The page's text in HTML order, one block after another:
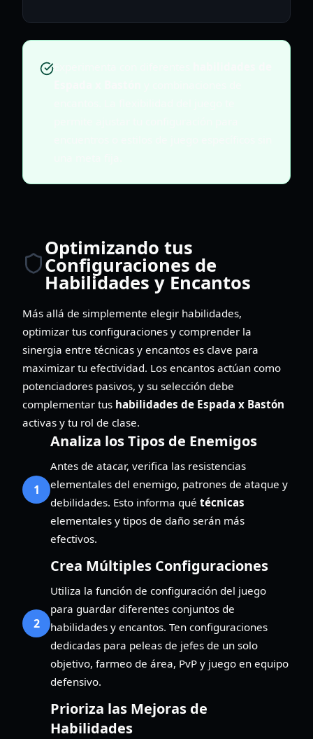
Optimizando tus
Configuraciones de
Habilidades y Encantos
Más allá de simplemente elegir habilidades,
optimizar tus configuraciones y comprender la
sinergia entre técnicas y encantos es clave para
maximizar tu efectividad. Los encantos actúan como
potenciadores pasivos, y su selección debe
complementar tus habilidades de Espada x Bastón
activas y tu rol de clase.
1
Analiza los Tipos de Enemigos
Antes de atacar, verifica las resistencias
elementales del enemigo, patrones de ataque y
debilidades. Esto informa qué técnicas
elementales y tipos de daño serán más
efectivos.
2
Crea Múltiples Configuraciones
Utiliza la función de configuración del juego
para guardar diferentes conjuntos de
habilidades y encantos. Ten configuraciones
dedicadas para peleas de jefes de un solo
objetivo, farmeo de área, PvP y juego en equipo
defensivo.
Prioriza las Mejoras de
Habilidades